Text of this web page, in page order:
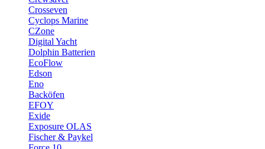
Crosseven
Cyclops Marine
CZone
Digital Yacht
Dolphin Batterien
EcoFlow
Edson
Eno
Backöfen
EFOY
Exide
Exposure OLAS
Fischer & Paykel